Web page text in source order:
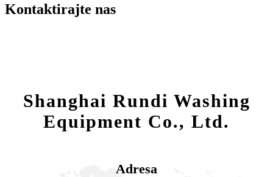
Kontaktirajte nas
Shanghai Rundi Washing
Equipment Co., Ltd.
Adresa